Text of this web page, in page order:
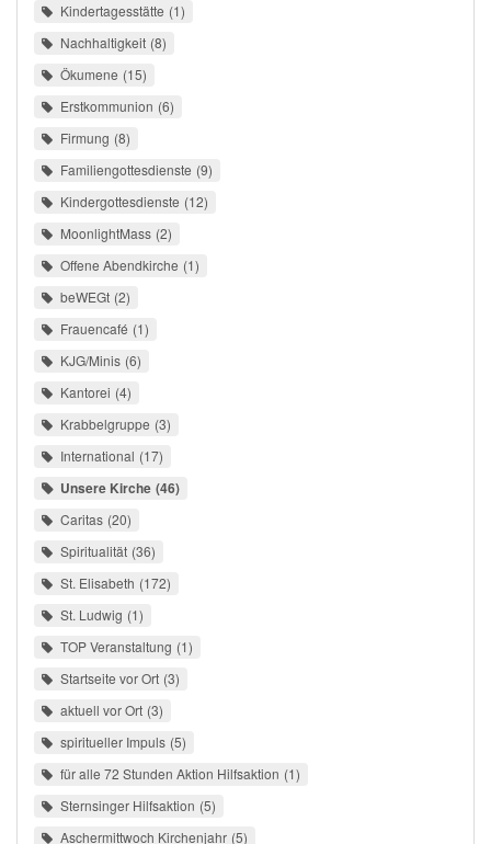
Kindertagesstätte 1
Nachhaltigkeit 8
Ökumene 15
Erstkommunion 6
Firmung 8
Familiengottesdienste 9
Kindergottesdienste 12
MoonlightMass 2
Offene Abendkirche 1
beWEGt 2
Frauencafé 1
KJG/Minis 6
Kantorei 4
Krabbelgruppe 3
International 17
Unsere Kirche 46
Caritas 20
Spiritualität 36
St. Elisabeth 172
St. Ludwig 1
TOP Veranstaltung 1
Startseite vor Ort 3
aktuell vor Ort 3
spiritueller Impuls 5
für alle 72 Stunden Aktion Hilfsaktion 1
Sternsinger Hilfsaktion 5
Aschermittwoch Kirchenjahr 5